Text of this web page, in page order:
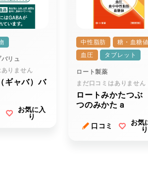
リュ
りません
ギャバ）バ
お気に入
り
中性脂肪
糖・血糖値
血圧
タブレット
ロート製薬
まだ口コミはありません
ロートみかたつぶ
つのみかたａ
口コミ
お気
り